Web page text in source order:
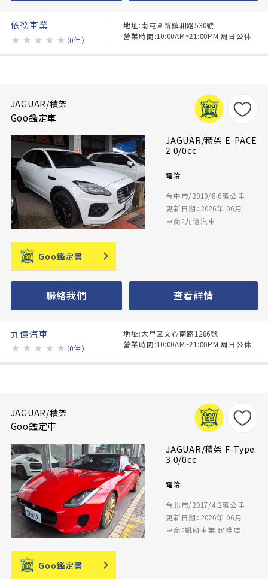
依德車業
★ ★ ★ ★ ★ （0件）
地址:南屯區新鎮和路530號
營業時間:10:00AM~21:00PM 周日公休
JAGUAR/積架
Goo鑑定車
JAGUAR/積架 E-PACE
2.0/0cc
電洽
台中市/2019/8.6萬公里
更新日期：2026年 06月
車商：九億汽車
Goo鑑定書
聯絡我們 查看詳情
九億汽車
★ ★ ★ ★ ★ （0件）
地址:大里區文心南路1286號
營業時間:10:00AM~21:00PM 周日公休
JAGUAR/積架
Goo鑑定車
JAGUAR/積架 F-Type
3.0/0cc
電洽
台北市/2017/4.2萬公里
更新日期：2026年 06月
車商：凱爾車業 民權店
Goo鑑定書